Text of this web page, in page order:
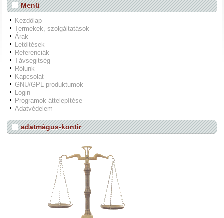
Menü
Kezdőlap
Termekek, szolgáltatások
Árak
Letöltések
Referenciák
Távsegitség
Rólunk
Kapcsolat
GNU/GPL produktumok
Login
Programok áttelepítése
Adatvédelem
adatmágus-kontir